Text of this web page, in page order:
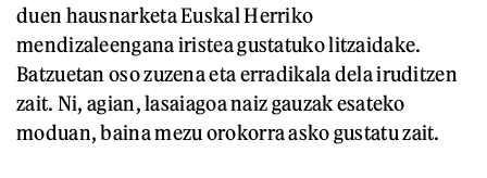
duen hausnarketa Euskal Herriko
mendizaleengana iristea gustatuko litzaidake.
Batzuetan oso zuzena eta erradikala dela iruditzen
zait. Ni, agian, lasaiagoa naiz gauzak esateko
moduan, baina mezu orokorra asko gustatu zait.